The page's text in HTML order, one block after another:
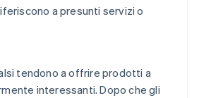
a presunti servizi o
tendono a offrire prodotti a
interessanti. Dopo che gli